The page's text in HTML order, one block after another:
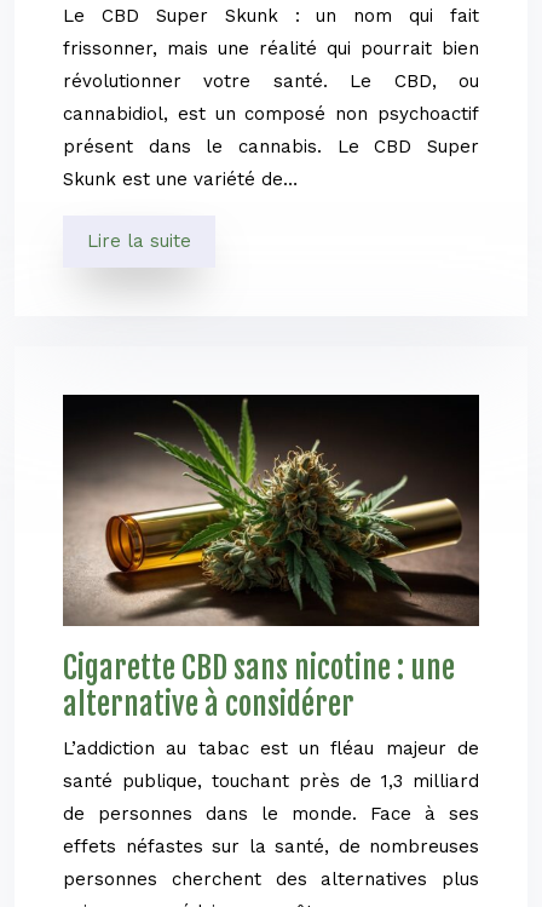
Le CBD Super Skunk : un nom qui fait
frissonner, mais une réalité qui pourrait bien
révolutionner votre santé. Le CBD, ou
cannabidiol, est un composé non psychoactif
présent dans le cannabis. Le CBD Super
Skunk est une variété de…
Lire la suite
Cigarette CBD sans nicotine : une
alternative à considérer
L’addiction au tabac est un fléau majeur de
santé publique, touchant près de 1,3 milliard
de personnes dans le monde. Face à ses
effets néfastes sur la santé, de nombreuses
personnes cherchent des alternatives plus